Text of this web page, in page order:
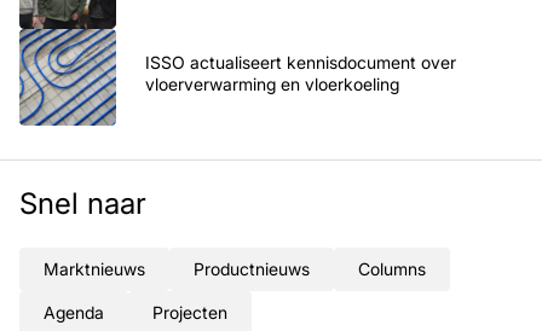
ISSO actualiseert kennisdocument over
vloerverwarming en vloerkoeling
Snel naar
Marktnieuws Productnieuws Columns
Agenda Projecten